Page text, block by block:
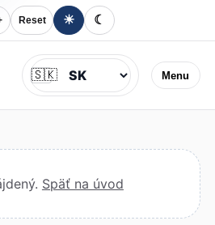
Reset ☀ ☾
Menu
Jazyk
🇸🇰
Späť na úvod